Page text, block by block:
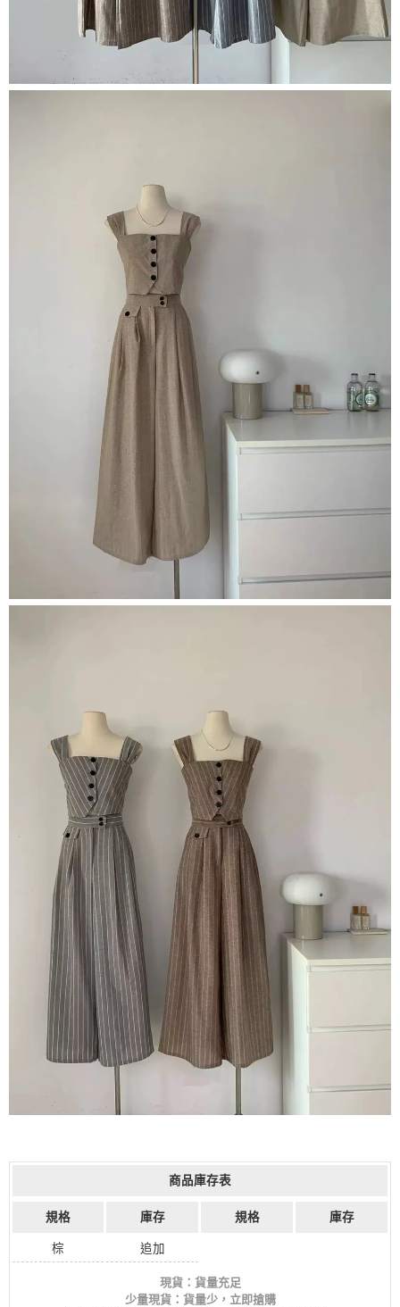
商品庫存表
規格 庫存 規格 庫存
棕 追加
現貨：貨量充足
少量現貨：貨量少，立即搶購